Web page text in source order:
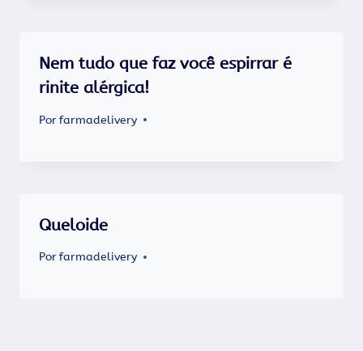
Nem tudo que faz você espirrar é
rinite alérgica!
Porfarmadelivery
Queloide
Porfarmadelivery